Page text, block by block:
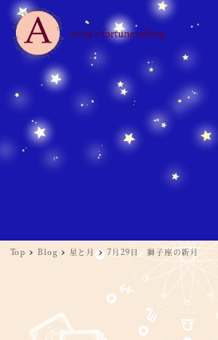
Top Blog 星と月 7月29日 獅子座の新月